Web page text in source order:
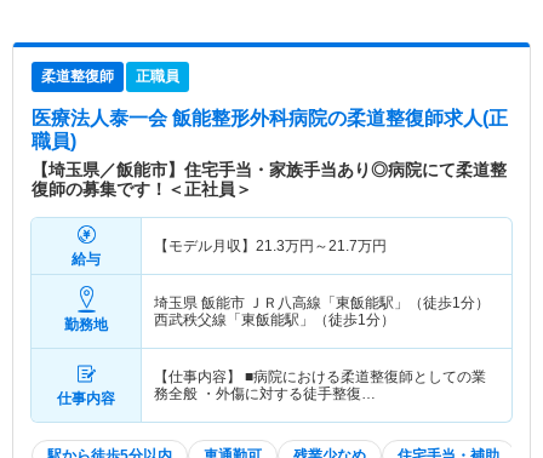
柔道整復師 正職員
医療法人泰一会 飯能整形外科病院の柔道整復師求人(正
職員)
【埼玉県／飯能市】住宅手当・家族手当あり◎病院にて柔道整
復師の募集です！＜正社員＞
給与
【モデル月収】 21.3万円～21.7万円
勤務地
埼玉県 飯能市 ＪＲ八高線「東飯能駅」（徒歩1分）
西武秩父線「東飯能駅」（徒歩1分）
仕事内容
【仕事内容】 ■病院における柔道整復師としての業
務全般 ・外傷に対する徒手整復…